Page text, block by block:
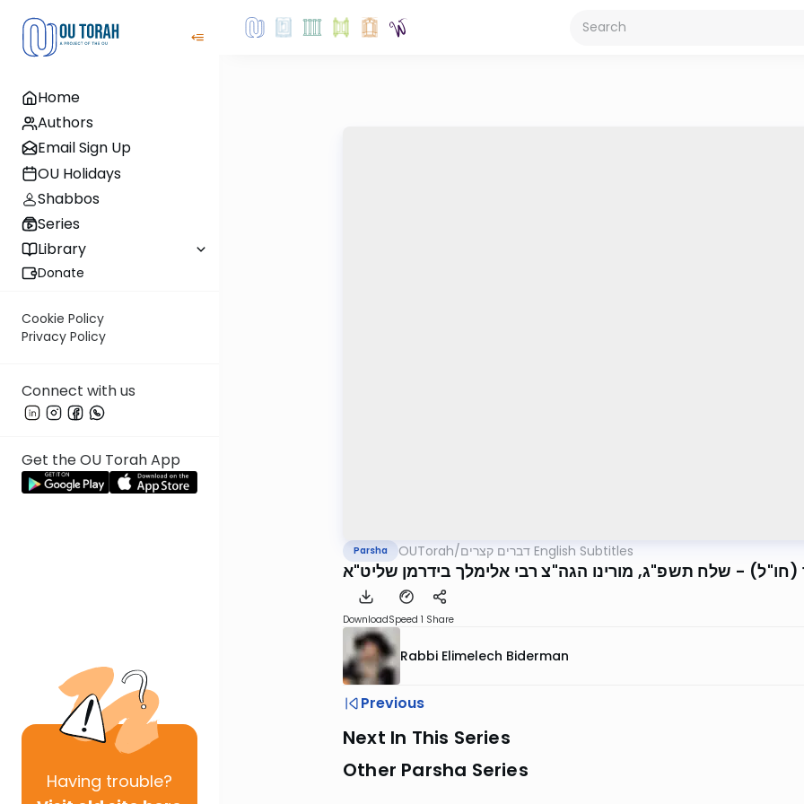
Home
Authors
Email Sign Up
OU Holidays
Shabbos
Series
Library
Donate
Cookie Policy
Privacy Policy
Connect with us
Get the OU Torah App
Having trouble?
Parsha OUTorah/ דברים קצרים English Subtitles
- שלח תשפ"ג, מורינו הגה"צ רבי אלימלך בידרמן שליט"א
DownloadSpeed 1 Share
Rabbi Elimelech Biderman
Previous
Next In This Series
Other Parsha Series